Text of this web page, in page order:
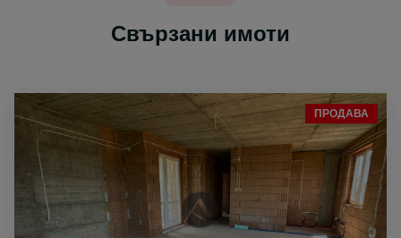
Свързани имоти
ПРОДАВА